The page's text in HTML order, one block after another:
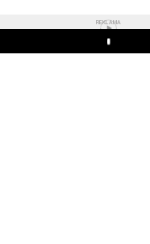
REKLAMA
Play